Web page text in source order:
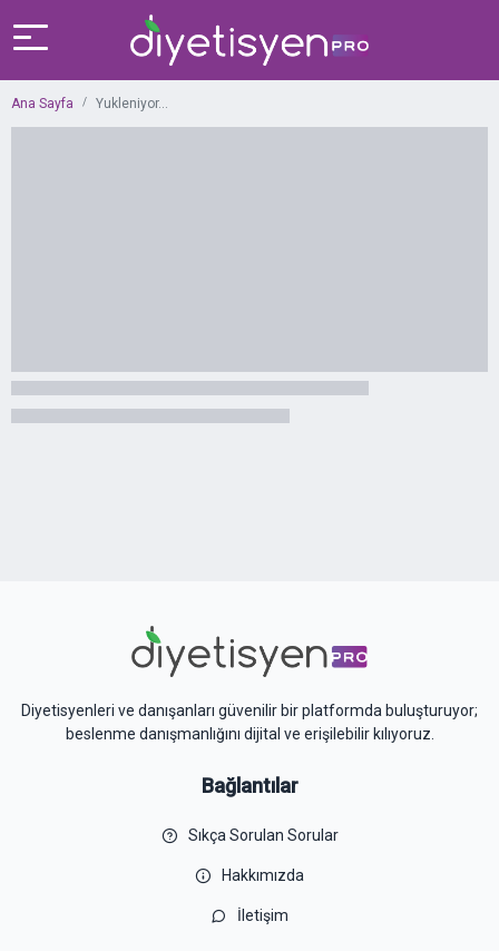
Ana Sayfa Yukleniyor...
Diyetisyenleri ve danışanları güvenilir bir platformda buluşturuyor;
beslenme danışmanlığını dijital ve erişilebilir kılıyoruz.
Bağlantılar
Sıkça Sorulan Sorular
Hakkımızda
İletişim